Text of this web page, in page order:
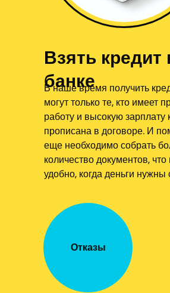
Отказы
В наше время получить
могут только те, кто имеет
работу и высокую зарплату
прописана в договоре. И
еще необходимо собрать
количество документов, что
удобно, когда деньги нужны
Взять кредит
банке